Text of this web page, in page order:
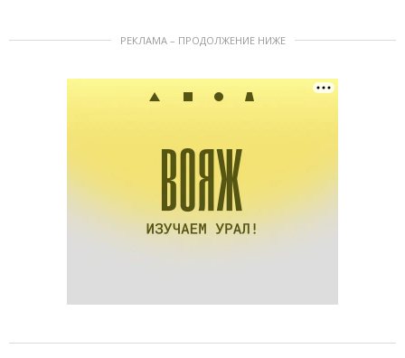
РЕКЛАМА – ПРОДОЛЖЕНИЕ НИЖЕ